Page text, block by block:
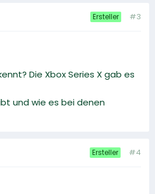
Ersteller #3
Die Xbox Series X gab es
und wie es bei denen
Ersteller #4